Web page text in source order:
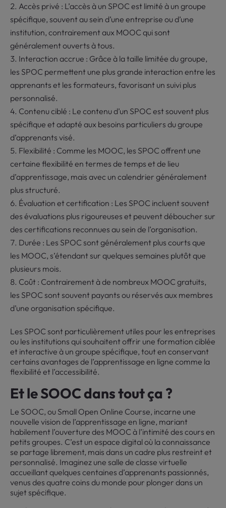
Accès privé : L’accès à un SPOC est limité à un groupe
spécifique, souvent au sein d’une entreprise ou d’une
institution, contrairement aux MOOC qui sont
généralement ouverts à tous.
Interaction accrue : Grâce à la taille limitée du groupe,
les SPOC permettent une plus grande interaction entre les
apprenants et les formateurs, favorisant un suivi plus
personnalisé.
Contenu ciblé : Le contenu d’un SPOC est souvent plus
spécifique et adapté aux besoins particuliers du groupe
d’apprenants visé.
Flexibilité : Comme les MOOC, les SPOC offrent une
certaine flexibilité en termes de temps et de lieu
d’apprentissage, mais avec un calendrier généralement
plus structuré.
Évaluation et certification : Les SPOC incluent souvent
des évaluations plus rigoureuses et peuvent déboucher sur
des certifications reconnues au sein de l’organisation.
Durée : Les SPOC sont généralement plus courts que
les MOOC, s’étendant sur quelques semaines plutôt que
plusieurs mois.
Coût : Contrairement à de nombreux MOOC gratuits,
les SPOC sont souvent payants ou réservés aux membres
d’une organisation spécifique.
Les SPOC sont particulièrement utiles pour les entreprises
ou les institutions qui souhaitent offrir une formation ciblée
et interactive à un groupe spécifique, tout en conservant
certains avantages de l’apprentissage en ligne comme la
flexibilité et l’accessibilité.
Et le SOOC dans tout ça ?
Le SOOC, ou Small Open Online Course, incarne une
nouvelle vision de l’apprentissage en ligne, mariant
habilement l’ouverture des MOOC à l’intimité des cours en
petits groupes. C’est un espace digital où la connaissance
se partage librement, mais dans un cadre plus restreint et
personnalisé. Imaginez une salle de classe virtuelle
accueillant quelques centaines d’apprenants passionnés,
venus des quatre coins du monde pour plonger dans un
sujet spécifique.